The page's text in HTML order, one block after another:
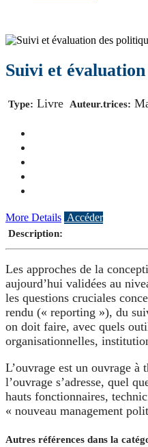
Suivi et
Type: Livre Auteur.trices:
More Details Accéder
Description:
Les approches de la
aujourd’hui validées au
les questions cruciales
rendu (« reporting »), du
on doit faire, avec quels
organisationnelles,
L’ouvrage est un ouvrage à
l’ouvrage s’adresse, quel
hauts fonctionnaires,
« nouveau management
Autres références dans la